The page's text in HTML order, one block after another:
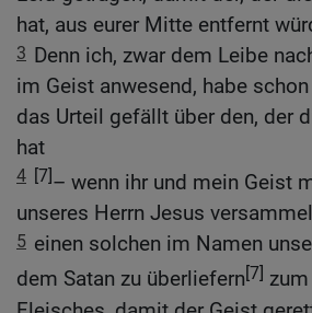
hat, aus eurer Mitte entfernt
3 Denn ich, zwar dem Leibe
im Geist anwesend, habe
das Urteil gefällt über den, der
hat
4 [7]– wenn ihr und mein Geist
unseres Herrn Jesus
5 einen solchen im Namen
dem Satan zu überliefern[7]